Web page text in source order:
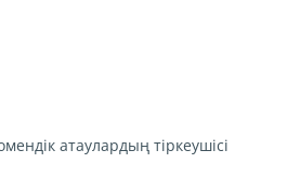
атаулардың тіркеушісі